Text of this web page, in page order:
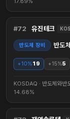
72 유진테크
반도체 장비 반도
+10%19 +15%5
KOSDAQ · 반도체와
14.68%